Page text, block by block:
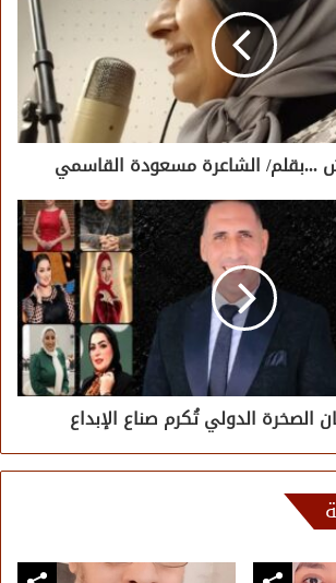
الشاعرة مسعودة القاسمي
الصخرة الدولي تُكرم صناع الإبداع